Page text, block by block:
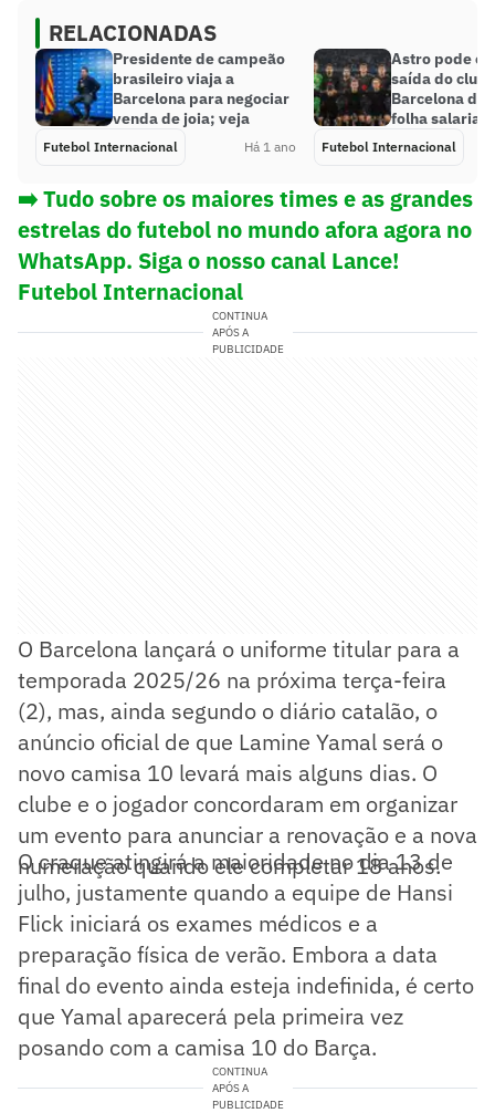
RELACIONADAS
Presidente de campeão
brasileiro viaja a
Barcelona para negociar
venda de joia; veja
Futebol Internacional Há 1 ano
Astro pode
saída do
Barcelona
folha salarial
Futebol Internacional
➡️ Tudo sobre os maiores times e as grandes
estrelas do futebol no mundo afora agora no
WhatsApp. Siga o nosso canal Lance!
Futebol Internacional
CONTINUA
APÓS A
PUBLICIDADE
O Barcelona lançará o uniforme titular para a
temporada 2025/26 na próxima terça-feira
(2), mas, ainda segundo o diário catalão, o
anúncio oficial de que Lamine Yamal será o
novo camisa 10 levará mais alguns dias. O
clube e o jogador concordaram em organizar
um evento para anunciar a renovação e a nova
numeração quando ele completar 18 anos.
O craque atingirá a maioridade no dia 13 de
julho, justamente quando a equipe de Hansi
Flick iniciará os exames médicos e a
preparação física de verão. Embora a data
final do evento ainda esteja indefinida, é certo
que Yamal aparecerá pela primeira vez
posando com a camisa 10 do Barça.
CONTINUA
APÓS A
PUBLICIDADE